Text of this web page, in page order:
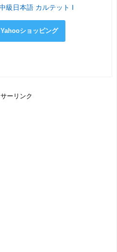
級日本語 カルテット I
Yahooショッピング
ーリンク